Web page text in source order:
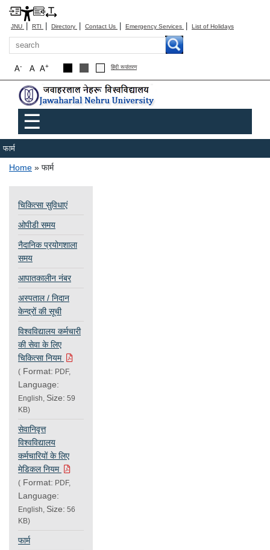
JNU | RTI | Directory | Contact Us | Emergency Services | List of Holidays
Search
A+
A
A- हिंदी रूपांतरण
Main menu
☰
फार्म
Breadcrumb
Home फार्म
चिकित्सा सुविधाएं
ओपीडी समय
नैदानिक ​​प्रयोगशाला
समय
आपातकालीन नंबर
अस्पताल / निदान
केन्द्रों की सूची
विश्वविद्यालय कर्मचारी
की सेवा के लिए
चिकित्सा नियम
( Format: PDF,
Language:
English, Size: 59
KB)
सेवानिवृत्त
विश्वविद्यालय
कर्मचारियों के लिए
मेडिकल नियम
( Format: PDF,
Language:
English, Size: 56
KB)
फार्म